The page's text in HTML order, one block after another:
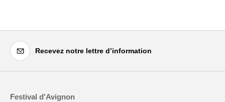
Recevez notre lettre d’information
Festival d'Avignon